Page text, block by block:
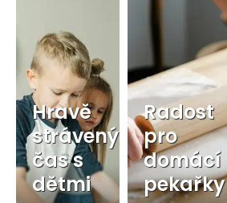
Hravě
strávený
čas s
dětmi
Radost
pro
domácí
pekařky